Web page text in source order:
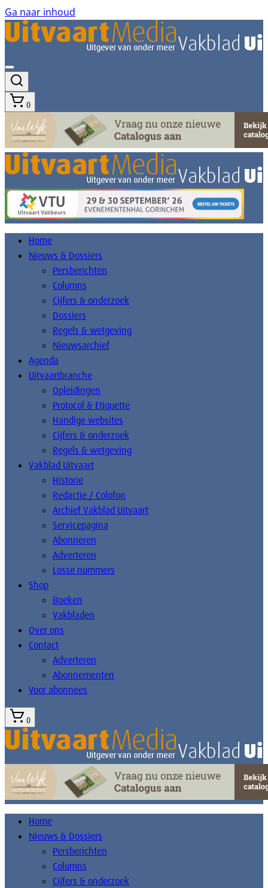
Ga naar inhoud
0
Home
Nieuws & Dossiers
Persberichten
Columns
Cijfers & onderzoek
Dossiers
Regels & wetgeving
Nieuwsarchief
Agenda
Uitvaartbranche
Opleidingen
Protocol & Etiquette
Handige websites
Cijfers & onderzoek
Regels & wetgeving
Vakblad Uitvaart
Historie
Redactie / Colofon
Archief Vakblad Uitvaart
Servicepagina
Abonneren
Adverteren
Losse nummers
Shop
Boeken
Vakbladen
Over ons
Contact
Adverteren
Abonnementen
Voor abonnees
0
Home
Nieuws & Dossiers
Persberichten
Columns
Cijfers & onderzoek